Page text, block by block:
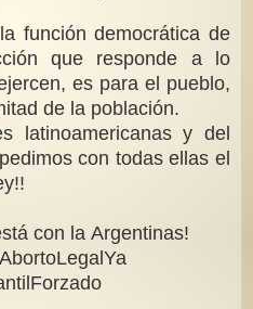
función democrática de
que responde a lo
es para el pueblo,
de la población.
latinoamericanas y del
con todas ellas el
con la Argentinas!